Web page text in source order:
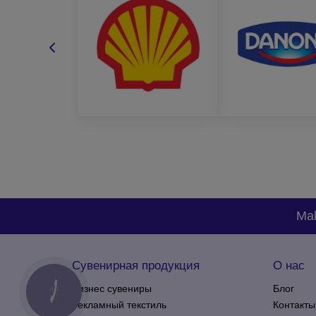
видом и размером коробки, которая вас
количеством партии;
методом нанесения;
желательным сроком изготовления;
бюджетом заказа.
Сувенирная продукция
Бизнес сувениры
Рекламный текстиль
О нас
Блог
Контакты
КНОПКА
ЗВ'ЯЗКУ